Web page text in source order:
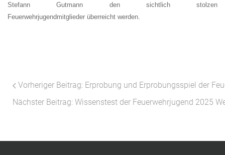
Stefann Gutmann den sichtlich stolzen
Feuerwehrjugendmitglieder überreicht werden.
Vorheriger Beitrag: Erprobung und Erprobungsspiel der
Nächster Beitrag: Wissenstest der Feuerwehrjugend 2025